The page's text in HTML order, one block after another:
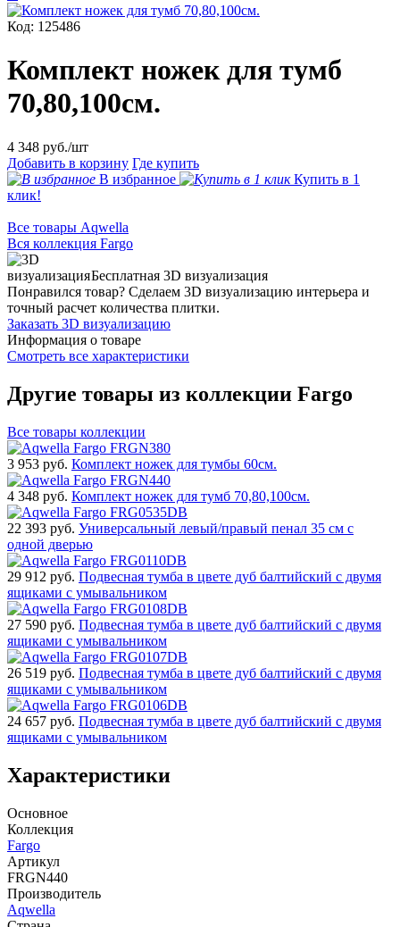
Код: 125486
Комплект ножек для тумб
70,80,100см.
4 348 руб./шт
Добавить в корзину Где купить
В избранное
Купить в 1
клик!
Все товары Aqwella
Вся коллекция Fargo
Бесплатная 3D визуализация
Понравился товар? Сделаем 3D визуализацию интерьера и
точный расчет количества плитки.
Заказать 3D визуализацию
Информация о товаре
Смотреть все характеристики
Другие товары из коллекции Fargo
Все товары коллекции
3 953 руб. Комплект ножек для тумбы 60см.
4 348 руб. Комплект ножек для тумб 70,80,100см.
22 393 руб. Универсальный левый/правый пенал 35 см с
одной дверью
29 912 руб. Подвесная тумба в цвете дуб балтийский с двумя
ящиками с умывальником
27 590 руб. Подвесная тумба в цвете дуб балтийский с двумя
ящиками с умывальником
26 519 руб. Подвесная тумба в цвете дуб балтийский с двумя
ящиками с умывальником
24 657 руб. Подвесная тумба в цвете дуб балтийский с двумя
ящиками с умывальником
Характеристики
Основное
Коллекция
Fargo
Артикул
FRGN440
Производитель
Aqwella